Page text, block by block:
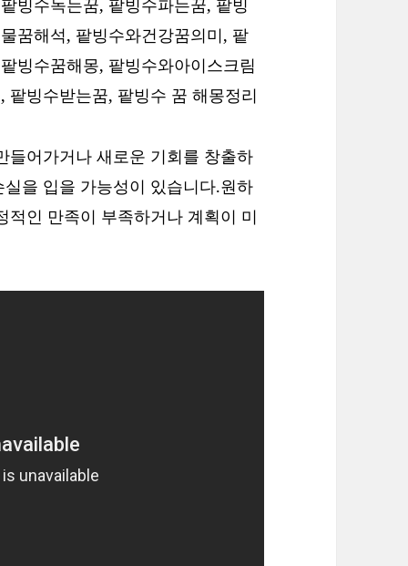
빙수녹는꿈, 팥빙수파는꿈, 팥빙
꿈해석, 팥빙수와건강꿈의미, 팥
빙수꿈해몽, 팥빙수와아이스크림
팥빙수받는꿈, 팥빙수 꿈 해몽정리
들어가거나 새로운 기회를 창출하
을 입을 가능성이 있습니다.원하
인 만족이 부족하거나 계획이 미